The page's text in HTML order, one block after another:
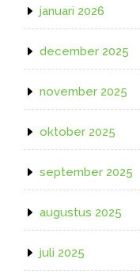
januari 2026
december 2025
november 2025
oktober 2025
september 2025
augustus 2025
juli 2025